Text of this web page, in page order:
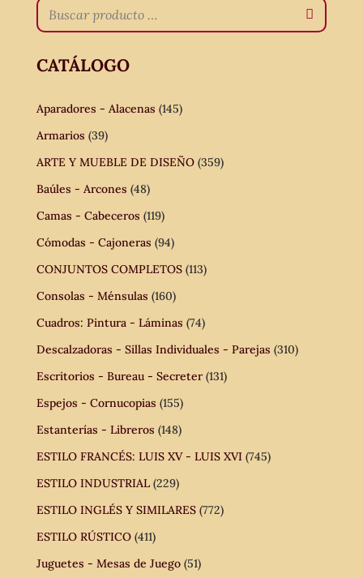
CATÁLOGO
Aparadores - Alacenas (145)
Armarios (39)
ARTE Y MUEBLE DE DISEÑO (359)
Baúles - Arcones (48)
Camas - Cabeceros (119)
Cómodas - Cajoneras (94)
CONJUNTOS COMPLETOS (113)
Consolas - Ménsulas (160)
Cuadros: Pintura - Láminas (74)
Descalzadoras - Sillas Individuales - Parejas (310)
Escritorios - Bureau - Secreter (131)
Espejos - Cornucopias (155)
Estanterías - Libreros (148)
ESTILO FRANCÉS: LUIS XV - LUIS XVI (745)
ESTILO INDUSTRIAL (229)
ESTILO INGLÉS Y SIMILARES (772)
ESTILO RÚSTICO (411)
Juguetes - Mesas de Juego (51)